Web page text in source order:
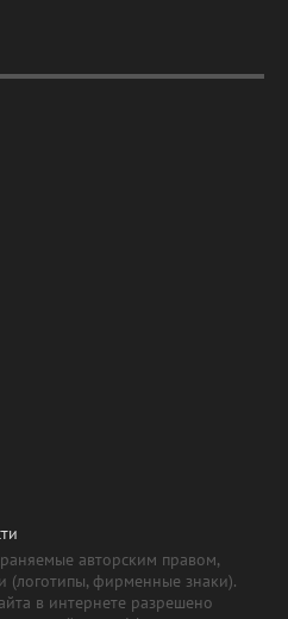
авторским правом,
(логотипы, фирменные знаки).
в интернете разрешено